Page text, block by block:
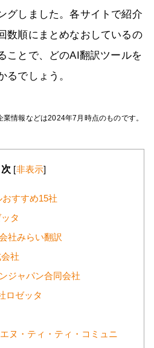
グしました。各サイトで紹介
数順にまとめなおしているの
ことで、どのAI翻訳ツールを
るでしょう。
情報などは2024年7月時点のものです。
[非表示]
すすめ15社
タ
社みらい翻訳
社
ジャパン合同会社
ロゼッタ
ヌ・ティ・ティ・コミュニ